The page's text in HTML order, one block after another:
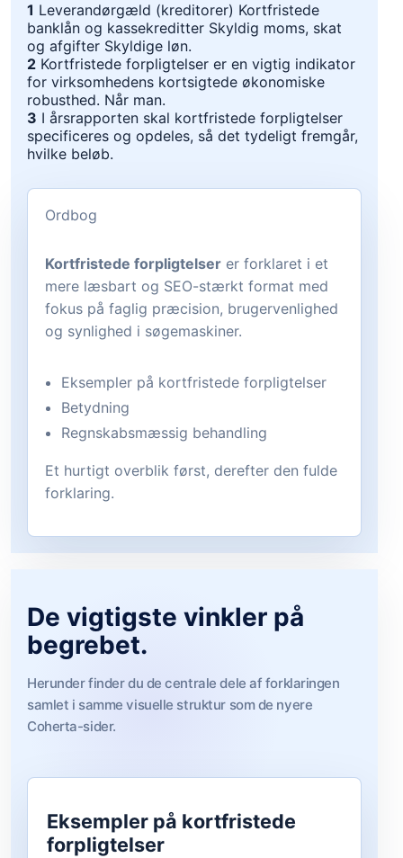
1 Leverandørgæld (kreditorer) Kortfristede
banklån og kassekreditter Skyldig moms, skat
og afgifter Skyldige løn.
2 Kortfristede forpligtelser er en vigtig indikator
for virksomhedens kortsigtede økonomiske
robusthed. Når man.
3 I årsrapporten skal kortfristede forpligtelser
specificeres og opdeles, så det tydeligt fremgår,
hvilke beløb.
Ordbog
Kortfristede forpligtelser er forklaret i et
mere læsbart og SEO-stærkt format med
fokus på faglig præcision, brugervenlighed
og synlighed i søgemaskiner.
Eksempler på kortfristede forpligtelser
Betydning
Regnskabsmæssig behandling
Et hurtigt overblik først, derefter den fulde
forklaring.
De vigtigste vinkler på
begrebet.
Herunder finder du de centrale dele af forklaringen
samlet i samme visuelle struktur som de nyere
Coherta-sider.
Eksempler på kortfristede
forpligtelser